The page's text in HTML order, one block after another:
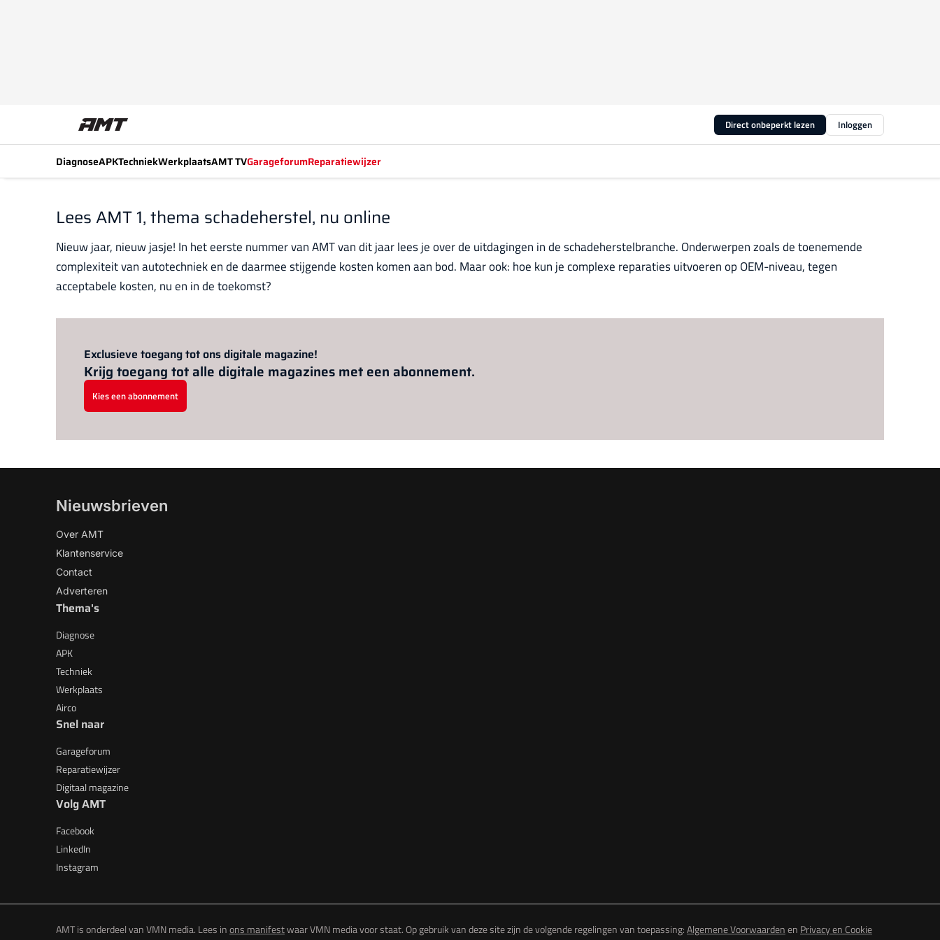
Direct onbeperkt lezen Inloggen
DiagnoseAPKTechniekWerkplaatsAMT TVGarageforumReparatiewijzer
Lees AMT 1, thema schadeherstel, nu online
Nieuw jaar, nieuw jasje! In het eerste nummer van AMT van dit jaar lees je over de uitdagingen in de schadeherstelbranche. Onderwerpen zoals de toenemende
complexiteit van autotechniek en de daarmee stijgende kosten komen aan bod. Maar ook: hoe kun je complexe reparaties uitvoeren op OEM-niveau, tegen
acceptabele kosten, nu en in de toekomst?
Exclusieve toegang tot ons digitale magazine!
Krijg toegang tot alle digitale magazines met een abonnement.
Kies een abonnement
Nieuwsbrieven
Over AMT
Klantenservice
Contact
Adverteren
Thema's
Diagnose
APK
Techniek
Werkplaats
Airco
Snel naar
Garageforum
Reparatiewijzer
Digitaal magazine
Volg AMT
Facebook
LinkedIn
Instagram
AMT is onderdeel van VMN media. Lees inons manifestwaar VMN media voor staat. Op gebruik van deze site zijn de volgende regelingen van toepassing:Algemene Voorwaardenen Privacy en Cookie